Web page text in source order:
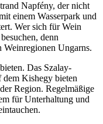
Napfény, der nicht
einem Wasserpark und
Wer sich für Wein
denn
Weinregionen Ungarns.
Das Szalay-
dem Kishegy bieten
Region. Regelmäßige
für Unterhaltung und